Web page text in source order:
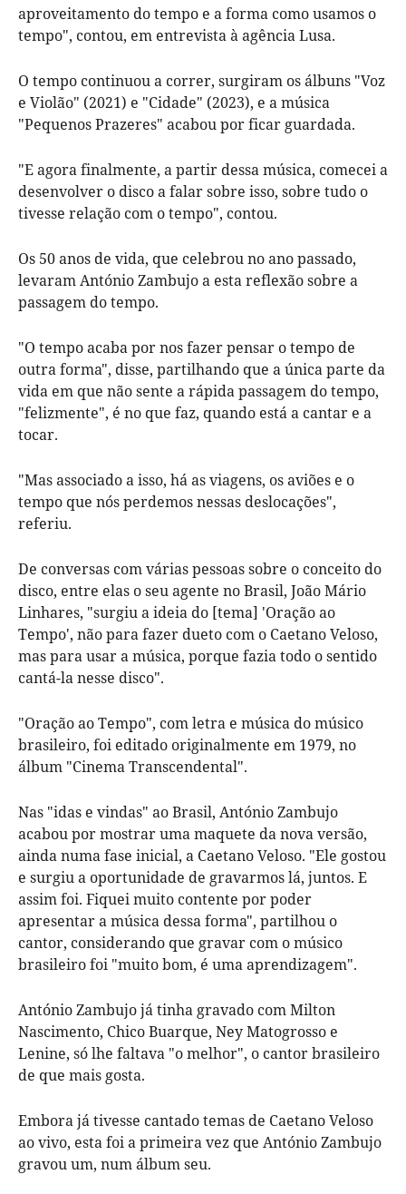
aproveitamento do tempo e a forma como usamos o
tempo", contou, em entrevista à agência Lusa.
O tempo continuou a correr, surgiram os álbuns "Voz
e Violão" (2021) e "Cidade" (2023), e a música
"Pequenos Prazeres" acabou por ficar guardada.
"E agora finalmente, a partir dessa música, comecei a
desenvolver o disco a falar sobre isso, sobre tudo o
tivesse relação com o tempo", contou.
Os 50 anos de vida, que celebrou no ano passado,
levaram António Zambujo a esta reflexão sobre a
passagem do tempo.
"O tempo acaba por nos fazer pensar o tempo de
outra forma", disse, partilhando que a única parte da
vida em que não sente a rápida passagem do tempo,
"felizmente", é no que faz, quando está a cantar e a
tocar.
"Mas associado a isso, há as viagens, os aviões e o
tempo que nós perdemos nessas deslocações",
referiu.
De conversas com várias pessoas sobre o conceito do
disco, entre elas o seu agente no Brasil, João Mário
Linhares, "surgiu a ideia do [tema] 'Oração ao
Tempo', não para fazer dueto com o Caetano Veloso,
mas para usar a música, porque fazia todo o sentido
cantá-la nesse disco".
"Oração ao Tempo", com letra e música do músico
brasileiro, foi editado originalmente em 1979, no
álbum "Cinema Transcendental".
Nas "idas e vindas" ao Brasil, António Zambujo
acabou por mostrar uma maquete da nova versão,
ainda numa fase inicial, a Caetano Veloso. "Ele gostou
e surgiu a oportunidade de gravarmos lá, juntos. E
assim foi. Fiquei muito contente por poder
apresentar a música dessa forma", partilhou o
cantor, considerando que gravar com o músico
brasileiro foi "muito bom, é uma aprendizagem".
António Zambujo já tinha gravado com Milton
Nascimento, Chico Buarque, Ney Matogrosso e
Lenine, só lhe faltava "o melhor", o cantor brasileiro
de que mais gosta.
Embora já tivesse cantado temas de Caetano Veloso
ao vivo, esta foi a primeira vez que António Zambujo
gravou um, num álbum seu.